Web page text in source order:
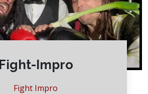
Fight-Impro
Fight Impro